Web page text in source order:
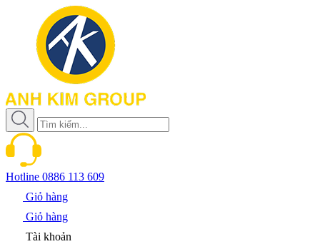
Hotline 0886 113 609
Giỏ hàng
Giỏ hàng
Tài khoản